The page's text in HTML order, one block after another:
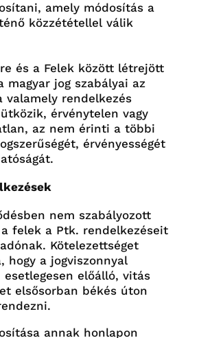
amely módosítás a
közzététellel válik
és a Felek között létrejött
magyar jog szabályai az
valamely rendelkezés
érvénytelen vagy
az nem érinti a többi
érvényességét
nem szabályozott
felek a Ptk. rendelkezéseit
Kötelezettséget
hogy a jogviszonnyal
előálló, vitás
elsősorban békés úton
annak honlapon